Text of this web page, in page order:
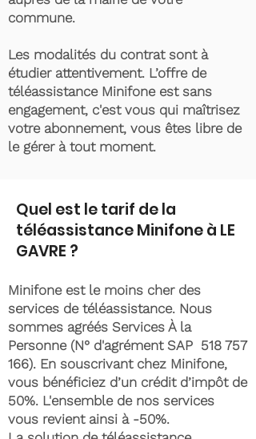
commune.
Les modalités du contrat sont à
étudier attentivement. L’offre de
téléassistance Minifone est sans
engagement, c'est vous qui maîtrisez
votre abonnement, vous êtes libre de
le gérer à tout moment.
Quel est le tarif de la
téléassistance Minifone à LE
GAVRE ?
Minifone est le moins cher des
services de téléassistance. Nous
sommes agréés Services À la
Personne (N° d'agrément SAP 518 757
166). En souscrivant chez Minifone,
vous bénéficiez d’un crédit d’impôt de
50%. L'ensemble de nos services
vous revient ainsi à -50%.